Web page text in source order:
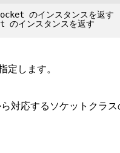
のインスタンスを返す
定します。
対応するソケットクラス